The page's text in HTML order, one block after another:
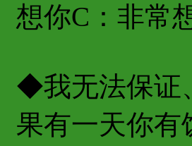
想你C：非常
◆我无法保证
果有一天你有